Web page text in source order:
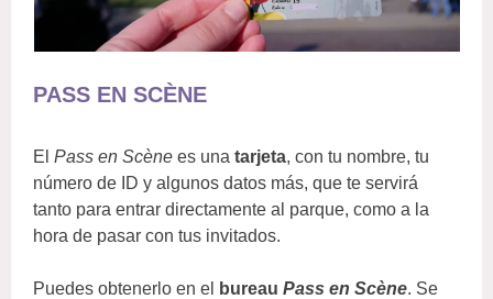
PASS EN SCÈNE
ElPass en Scène es unatarjeta, con tu nombre, tu
número de ID y algunos datos más, que te servirá
tanto para entrar directamente al parque, como a la
hora de pasar con tus invitados.
Puedes obtenerlo en el bureauPass en Scène. Se